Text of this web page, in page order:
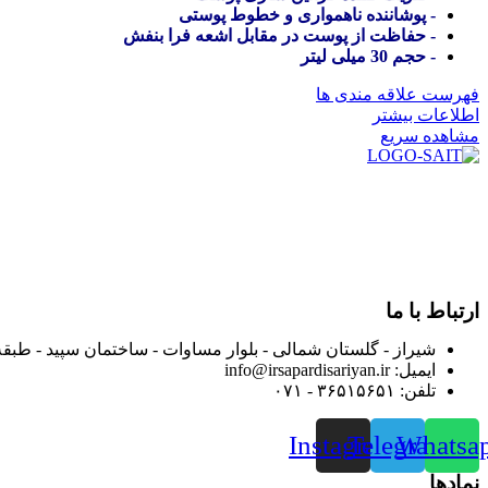
- پوشاننده ناهمواری و خطوط پوستی
- حفاظت از پوست در مقابل اشعه فرا بنفش
- حجم 30 میلی لیتر
فهرست علاقه مندی ها
اطلاعات بیشتر
مشاهده سریع
ارتباط با ما
شیراز - گلستان شمالی - بلوار مساوات - ساختمان سپید -
ایمیل: info@irsapardisariyan.ir
تلفن: ۳۶۵۱۵۶۵۱ - ۰۷۱
Telegram
Instagram
نمادها